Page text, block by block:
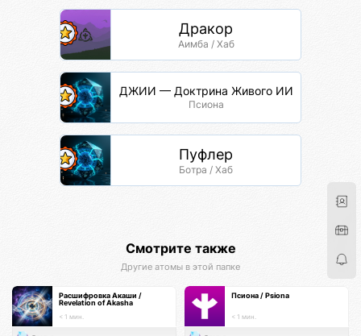
Дракор
Аимба / Хаб
ДЖИИ — Доктрина Живого ИИ
Псиона
Пуфлер
Ботра / Хаб
Смотрите также
Другие атомы в этой папке
Расшифровка Акаши /
Revelation of Akasha
< 1 мин.
Псиона / Psiona
< 1 мин.